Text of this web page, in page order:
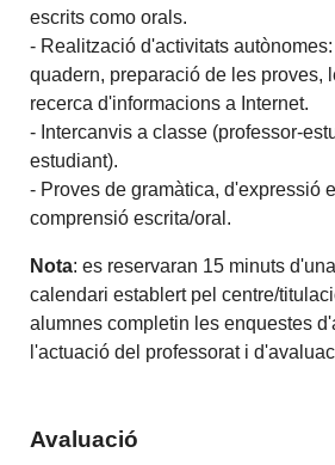
escrits como orals.
- Realització d'activitats
quadern, preparació de les proves,
recerca d'informacions a Internet.
- Intercanvis a classe (professor-
estudiant).
- Proves de gramàtica, d'expressió
comprensió escrita/oral.
Nota: es reservaran 15 minuts
calendari establert pel centre/
alumnes completin les enquestes
l'actuació del professorat i
Avaluació